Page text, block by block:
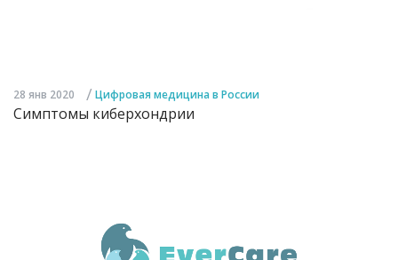
28 янв 2020 / Цифровая медицина в России
Симптомы киберхондрии